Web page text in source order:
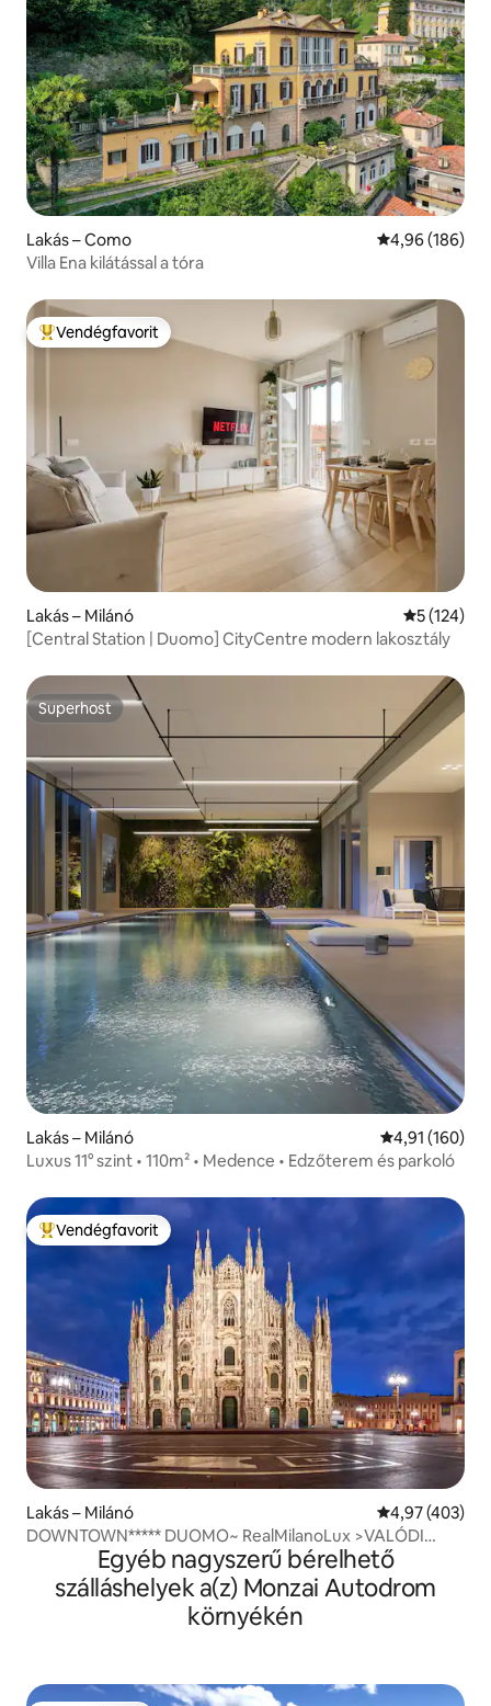
Lakás – Como Átlagos
4,96 (186)
Villa Ena kilátással a tóra
Kiemelt vendégfavorit
Vendégfavorit
Lakás – Milánó Átlagos
5 (124)
[Central Station | Duomo] CityCentre modern lakosztály
Superhost
Superhost
Lakás – Milánó Átlagos
4,91 (160)
Luxus 11° szint • 110m² • Medence • Edzőterem és parkoló
Kiemelt vendégfavorit
Vendégfavorit
Lakás – Milánó Átlagos
4,97 (403)
DOWNTOWN***** DUOMO~ RealMilanoLux >VALÓDI
FERTŐTLENÍTETTEgyéb nagyszerű bérelhető
szálláshelyek a(z) Monzai Autodrom
környékén